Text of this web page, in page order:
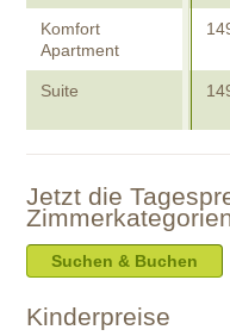
Komfort
Apartment
Suite
Jetzt die
Suchen & Buchen
Kinderpreise